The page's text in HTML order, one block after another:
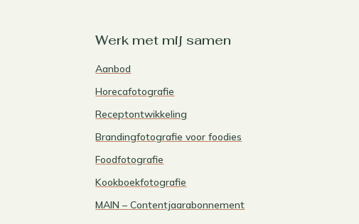
Werk met mij samen
Aanbod
Horecafotografie
Receptontwikkeling
Brandingfotografie voor foodies
Foodfotografie
Kookboekfotografie
MAIN – Contentjaarabonnement